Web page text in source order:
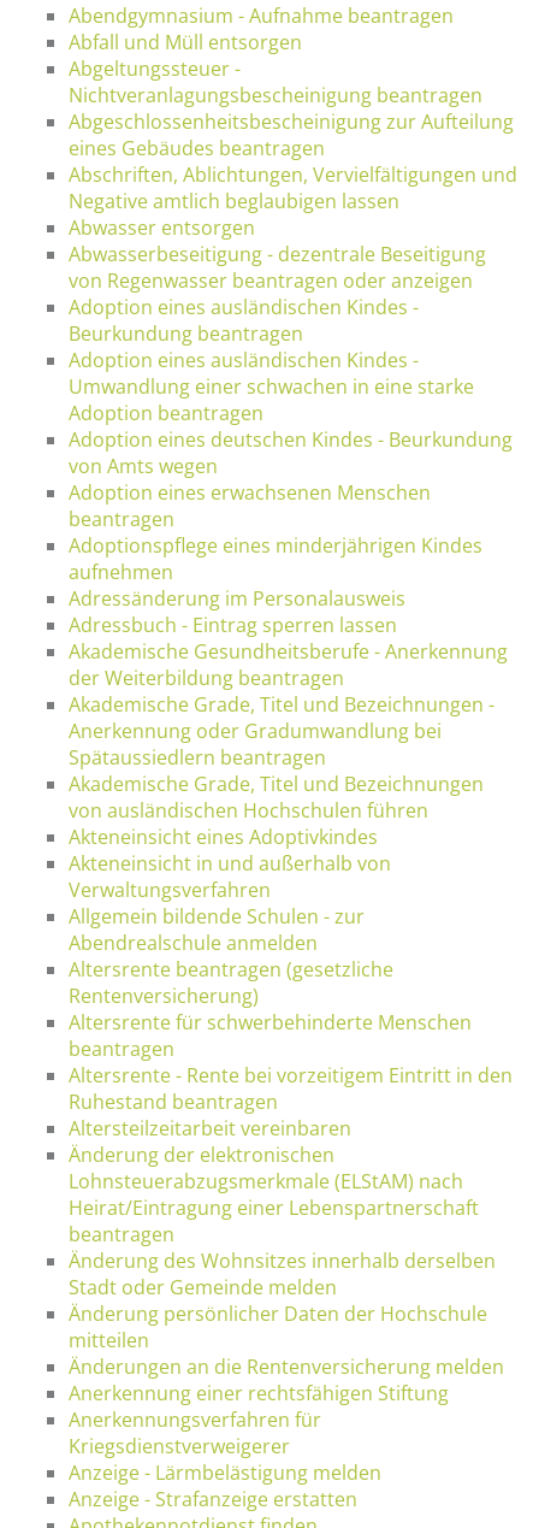
Abendgymnasium - Aufnahme beantragen
Abfall und Müll entsorgen
Abgeltungssteuer -
Nichtveranlagungsbescheinigung beantragen
Abgeschlossenheitsbescheinigung zur Aufteilung
eines Gebäudes beantragen
Abschriften, Ablichtungen, Vervielfältigungen und
Negative amtlich beglaubigen lassen
Abwasser entsorgen
Abwasserbeseitigung - dezentrale Beseitigung
von Regenwasser beantragen oder anzeigen
Adoption eines ausländischen Kindes -
Beurkundung beantragen
Adoption eines ausländischen Kindes -
Umwandlung einer schwachen in eine starke
Adoption beantragen
Adoption eines deutschen Kindes - Beurkundung
von Amts wegen
Adoption eines erwachsenen Menschen
beantragen
Adoptionspflege eines minderjährigen Kindes
aufnehmen
Adressänderung im Personalausweis
Adressbuch - Eintrag sperren lassen
Akademische Gesundheitsberufe - Anerkennung
der Weiterbildung beantragen
Akademische Grade, Titel und Bezeichnungen -
Anerkennung oder Gradumwandlung bei
Spätaussiedlern beantragen
Akademische Grade, Titel und Bezeichnungen
von ausländischen Hochschulen führen
Akteneinsicht eines Adoptivkindes
Akteneinsicht in und außerhalb von
Verwaltungsverfahren
Allgemein bildende Schulen - zur
Abendrealschule anmelden
Altersrente beantragen (gesetzliche
Rentenversicherung)
Altersrente für schwerbehinderte Menschen
beantragen
Altersrente - Rente bei vorzeitigem Eintritt in den
Ruhestand beantragen
Altersteilzeitarbeit vereinbaren
Änderung der elektronischen
Lohnsteuerabzugsmerkmale (ELStAM) nach
Heirat/Eintragung einer Lebenspartnerschaft
beantragen
Änderung des Wohnsitzes innerhalb derselben
Stadt oder Gemeinde melden
Änderung persönlicher Daten der Hochschule
mitteilen
Änderungen an die Rentenversicherung melden
Anerkennung einer rechtsfähigen Stiftung
Anerkennungsverfahren für
Kriegsdienstverweigerer
Anzeige - Lärmbelästigung melden
Anzeige - Strafanzeige erstatten